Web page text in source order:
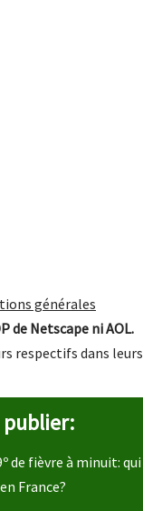
générales
de Netscape ni AOL.
respectifs dans leurs
publier:
de fièvre à minuit: qui
France?